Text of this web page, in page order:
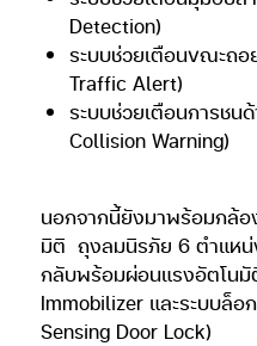
Detection)
ระบบช่วยเตือนขณะถอ
Traffic Alert)
ระบบช่วยเตือนการชน
Collision Warning)
นอกจากนี้ยังมาพร้อมกล้
มิติ ถุงลมนิรภัย 6 ตำแห
กลับพร้อมผ่อนแรงอัตโน
Immobilizer และระบบล็อ
Sensing Door Lock)